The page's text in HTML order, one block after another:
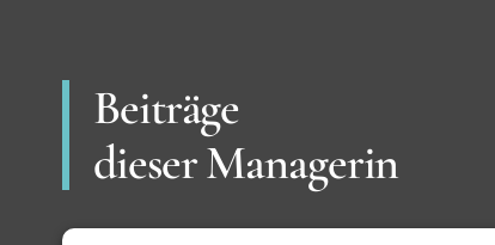
Beiträge
dieser Managerin